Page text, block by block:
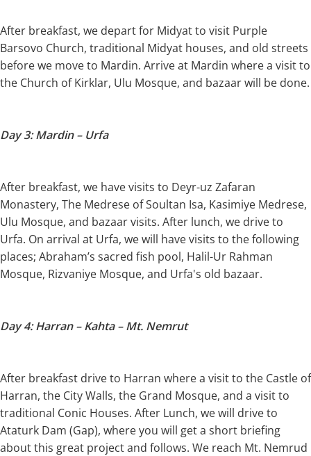
After breakfast, we depart for Midyat to visit Purple
Barsovo Church, traditional Midyat houses, and old streets
before we move to Mardin. Arrive at Mardin where a visit to
the Church of Kirklar, Ulu Mosque, and bazaar will be done.
Day 3: Mardin – Urfa
After breakfast, we have visits to Deyr-uz Zafaran
Monastery, The Medrese of Soultan Isa, Kasimiye Medrese,
Ulu Mosque, and bazaar visits. After lunch, we drive to
Urfa. On arrival at Urfa, we will have visits to the following
places; Abraham’s sacred fish pool, Halil-Ur Rahman
Mosque, Rizvaniye Mosque, and Urfa's old bazaar.
Day 4: Harran – Kahta – Mt. Nemrut
After breakfast drive to Harran where a visit to the Castle of
Harran, the City Walls, the Grand Mosque, and a visit to
traditional Conic Houses. After Lunch, we will drive to
Ataturk Dam (Gap), where you will get a short briefing
about this great project and follows. We reach Mt. Nemrud